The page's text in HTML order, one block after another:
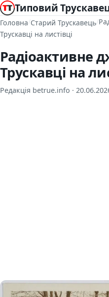
Типовий
Головна/Старий Трускавець/
Трускавці на листівці
Радіоактивне
Трускавці на
Редакція betrue.info ·